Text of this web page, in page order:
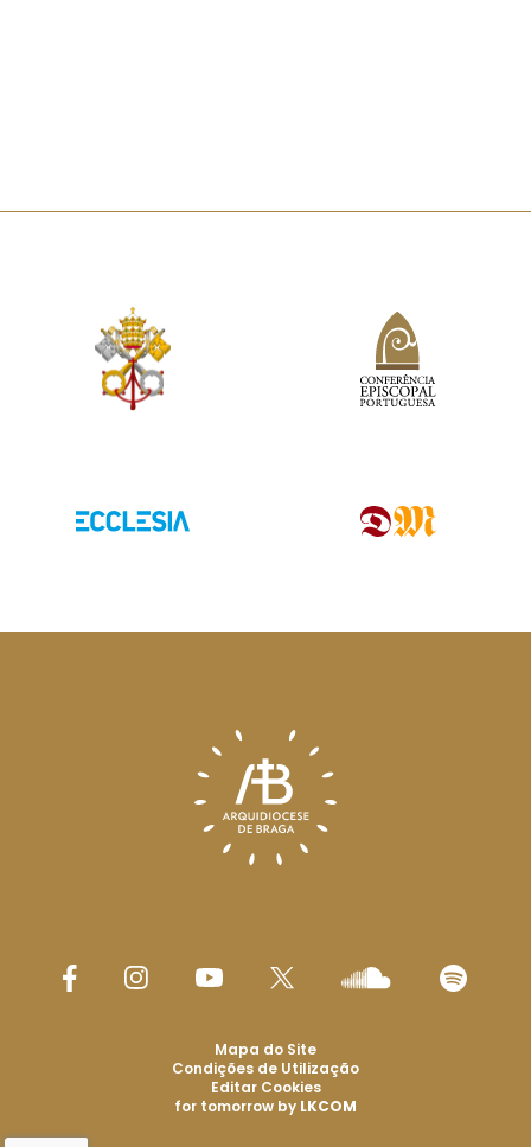
Mapa do Site
Condições de Utilização
Editar Cookies
for tomorrow by LKCOM